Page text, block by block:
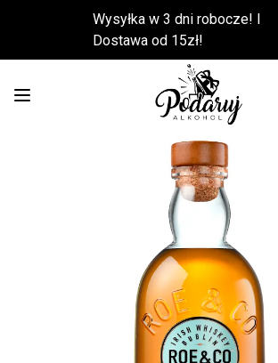
Wysyłka w 3 dni robocze! l
Dostawa od 15zł!